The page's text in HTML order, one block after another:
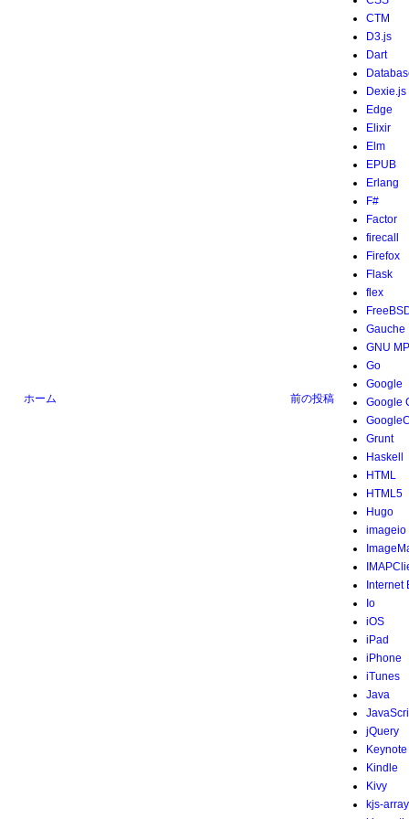
前の投稿
ホーム
CTM
D3.js
Dart
Dexie.js
Edge
Elixir
Elm
EPUB
Erlang
F#
Factor
firecall
Firefox
Flask
flex
Gauche
GNU
Go
Google
Google
Grunt
Haskell
HTML
HTML5
Hugo
imageio
Internet
Io
iOS
iPad
iPhone
iTunes
Java
jQuery
Keynote
Kindle
Kivy
kjs-array